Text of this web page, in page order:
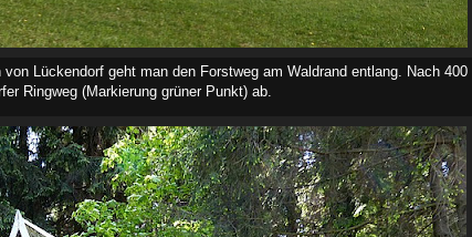
Lückendorf geht man den Forstweg am Waldrand entlang. Nach 400
Ringweg (Markierung grüner Punkt) ab.